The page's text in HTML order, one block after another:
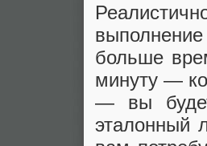
больше
минуту —
— вы
эталонный